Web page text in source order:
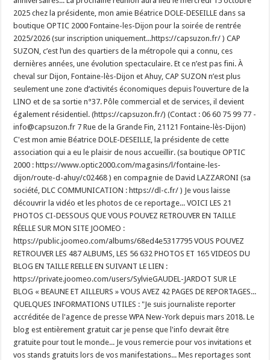
2025 chez la présidente, mon amie Béatrice DOLE-DESEILLE dans sa
boutique OPTIC 2000 Fontaine-les-Dijon pour la soirée de rentrée
2025/2026 (sur inscription uniquement...https://capsuzon.fr/ ) CAP
SUZON, c’est l’un des quartiers de la métropole qui a connu, ces
dernières années, une évolution spectaculaire. Et ce n’est pas fini. À
cheval sur Dijon, Fontaine-lès-Dijon et Ahuy, CAP SUZON n’est plus
seulement une zone d’activités économiques depuis l’ouverture de la
LINO et de sa sortie n°37. Pôle commercial et de services, il devient
également résidentiel. (https://capsuzon.fr/) (Contact : 06 60 75 99 77 -
info@capsuzon.fr 7 Rue de la Grande Fin, 21121 Fontaine-lès-Dijon)
C'est mon amie Béatrice DOLE-DESEILLE, la présidente de cette
association qui a eu le plaisir de nous accueillir. (sa boutique OPTIC
2000 : https://www.optic2000.com/magasins/l/fontaine-les-
dijon/route-d-ahuy/c02468 ) en compagnie de David LAZZARONI (sa
société, DLC COMMUNICATION : https://dl-c.fr/ ) Je vous laisse
découvrir la vidéo et les photos de ce reportage... VOICI LES 21
PHOTOS CI-DESSOUS QUE VOUS POUVEZ RETROUVER EN TAILLE
RÉELLE SUR MON SITE JOOMEO :
https://public.joomeo.com/albums/68ed4e5317795 VOUS POUVEZ
RETROUVER LES 487 ALBUMS, LES 56 632 PHOTOS ET 165 VIDEOS DU
BLOG EN TAILLE REELLE EN SUIVANT LE LIEN :
https://private.joomeo.com/users/SylvieGAUDEL-JARDOT SUR LE
BLOG « BEAUNE ET AILLEURS » VOUS AVEZ 42 PAGES DE REPORTAGES...
QUELQUES INFORMATIONS UTILES : "Je suis journaliste reporter
accréditée de l'agence de presse WPA New-York depuis mars 2018. Le
blog est entièrement gratuit car je pense que l'info devrait être
gratuite pour tout le monde... Je vous remercie pour vos invitations et
vos stands gratuits lors de vos manifestations... Mes reportages sont